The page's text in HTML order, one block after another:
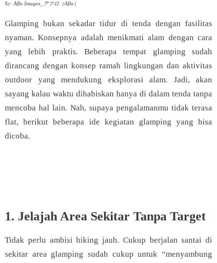
Sc: Aflo Images_アフロ（Aflo）
Glamping bukan sekadar tidur di tenda dengan fasilitas
nyaman. Konsepnya adalah menikmati alam dengan cara
yang lebih praktis. Beberapa tempat glamping sudah
dirancang dengan konsep ramah lingkungan dan aktivitas
outdoor yang mendukung eksplorasi alam. Jadi, akan
sayang kalau waktu dihabiskan hanya di dalam tenda tanpa
mencoba hal lain. Nah, supaya pengalamanmu tidak terasa
flat, berikut beberapa ide kegiatan glamping yang bisa
dicoba.
1. Jelajah Area Sekitar Tanpa Target
Tidak perlu ambisi hiking jauh. Cukup berjalan santai di
sekitar area glamping sudah cukup untuk “menyambung